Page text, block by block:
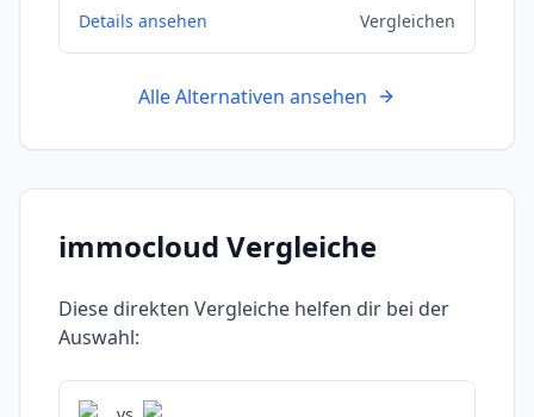
Details ansehen
Vergleichen
Alle Alternativen ansehen
immocloud Vergleiche
Diese direkten Vergleiche helfen dir bei der
Auswahl: